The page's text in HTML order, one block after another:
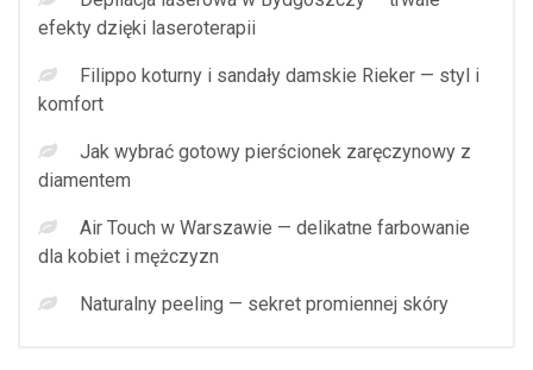
efekty dzięki laseroterapii
Filippo koturny i sandały damskie Rieker — styl i
komfort
Jak wybrać gotowy pierścionek zaręczynowy z
diamentem
Air Touch w Warszawie — delikatne farbowanie
dla kobiet i mężczyzn
Naturalny peeling — sekret promiennej skóry